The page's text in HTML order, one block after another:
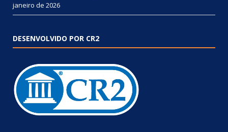
janeiro de 2026
DESENVOLVIDO POR CR2